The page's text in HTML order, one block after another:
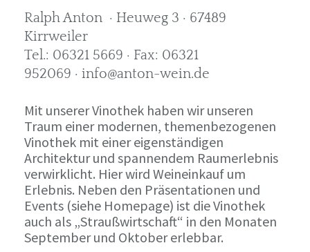
Ralph Anton · Heuweg 3 · 67489
Kirrweiler
Tel.: 06321 5669 · Fax: 06321
952069 · info@anton-wein.de
Mit unserer Vinothek haben wir unseren
Traum einer modernen, themenbezogenen
Vinothek mit einer eigenständigen
Architektur und spannendem Raumerlebnis
verwirklicht. Hier wird Weineinkauf um
Erlebnis. Neben den Präsentationen und
Events (siehe Homepage) ist die Vinothek
auch als „Straußwirtschaft“ in den Monaten
September und Oktober erlebbar.